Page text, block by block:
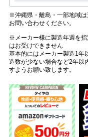
※沖縄県・離島・一部地域
お問い合わせください。
※メーカー様に製造年週を
はお受けできません
基本的にはメーカー製造1年
造数が少ない場合など2年以
すようお願い致します。